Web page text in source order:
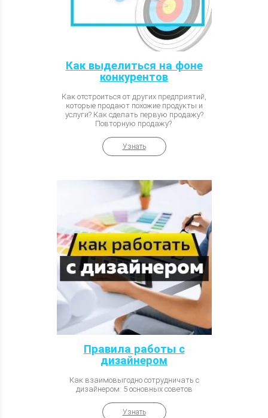
Как выделиться на фоне
конкурентов
Как отстроиться от других предприятий,
которые продают похожие продукты и
услуги? Как сделать первую продажу?
Повторную продажу?
Узнать
Правила работы с
дизайнером
Как взаимовыгодно сотрудничать с
дизайнером: 5 основных советов
Узнать